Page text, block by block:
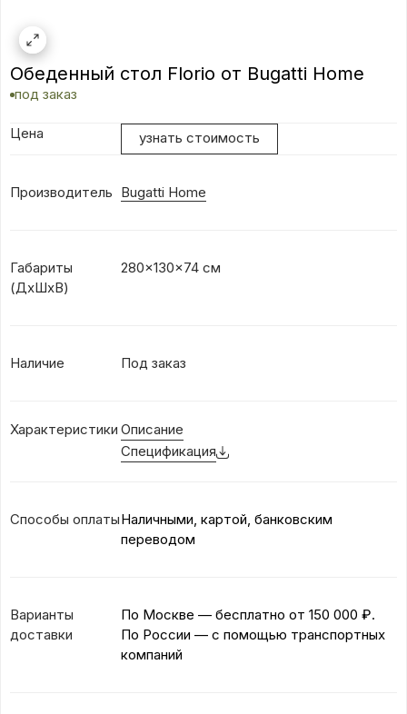
Обеденный стол Florio от Bugatti Home
под заказ
Цена узнать стоимость
Производитель Bugatti Home
Габариты
(ДхШxВ)
280x130x74 см
Наличие Под заказ
Характеристики Описание
Спецификация
Способы оплатыНаличными, картой, банковским
переводом
Варианты
доставки
По Москве — бесплатно от 150 000 ₽.
По России — с помощью транспортных
компаний